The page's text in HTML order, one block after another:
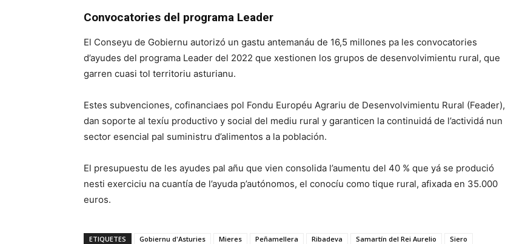
Convocatories del programa Leader
El Conseyu de Gobiernu autorizó un gastu antemanáu de 16,5 millones pa les convocatories
d’ayudes del programa Leader del 2022 que xestionen los grupos de desenvolvimientu rural, que
garren cuasi tol territoriu asturianu.
Estes subvenciones, cofinanciaes pol Fondu Européu Agrariu de Desenvolvimientu Rural (Feader),
dan soporte al texíu productivo y social del mediu rural y garanticen la continuidá de l’actividá nun
sector esencial pal suministru d’alimentos a la población.
El presupuestu de les ayudes pal añu que vien consolida l’aumentu del 40 % que yá se produció
nesti exerciciu na cuantía de l’ayuda p’autónomos, el conocíu como tique rural, afixada en 35.000
euros.
ETIQUETES Gobiernu d'Asturies Mieres Peñamellera Ribadeva Samartín del Rei Aurelio Siero